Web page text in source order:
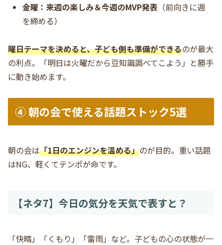
金曜：来週の楽しみ＆今週のMVP発表 （前向きに週
を締める）
曜日テーマを決めると、子ども側も準備ができるのが最大
の利点。「明日は火曜だから豆知識調べてこよう」と勝手
に動き始めます。
④ 朝の会で使える話題ストック5選
朝の会は「1日のエンジンを温める」のが目的。重い話題
はNG、軽くてテンポが命です。
【ネタ7】今日の気分を天気で表すと？
「快晴」「くもり」「雷雨」など。子どもの心の状態が一